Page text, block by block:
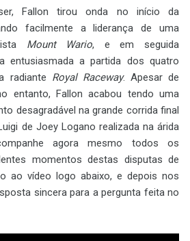
Fallon tirou onda no início da
facilmente a liderança de uma
Mount Wario, e em seguida
entusiasmada a partida dos quatro
radiante Royal Raceway. Apesar de
entanto, Fallon acabou tendo uma
desagradável na grande corrida final
de Joey Logano realizada na árida
agora mesmo todos os
momentos destas disputas de
ao vídeo logo abaixo, e depois nos
sincera para a pergunta feita no